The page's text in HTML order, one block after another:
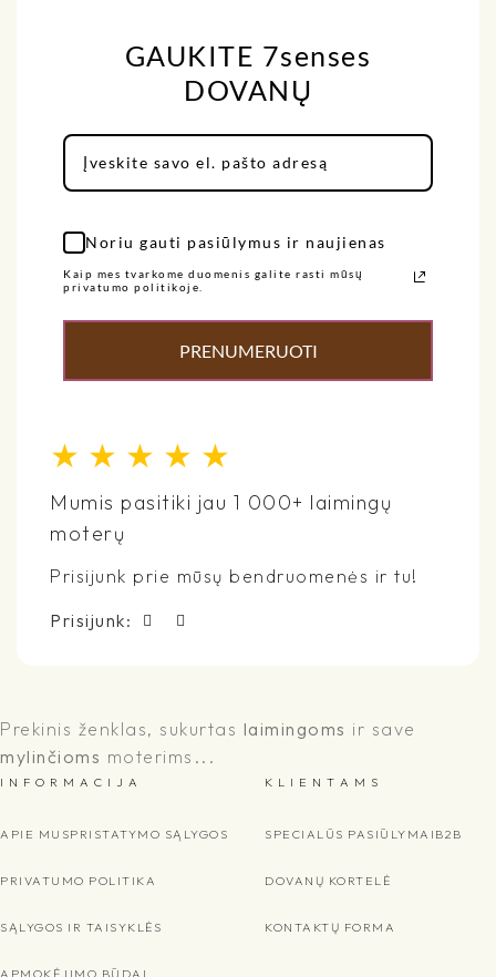
GAUKITE 7senses
DOVANŲ
Noriu gauti pasiūlymus ir naujienas
Kaip mes tvarkome duomenis galite rasti mūsų
privatumo politikoje.
PRENUMERUOTI
★ ★ ★ ★ ★
Mumis pasitiki jau 1 000+ laimingų
moterų
Prisijunk prie mūsų bendruomenės ir tu!
Prisijunk:
Prekinis ženklas, sukurtas laimingoms ir save
mylinčioms moterims...
I N F O R M A C I J A
APIE MUSPRISTATYMO SĄLYGOS
PRIVATUMO POLITIKA
SĄLYGOS IR TAISYKLĖS
APMOKĖJIMO BŪDAI
K L I E N T A M S
SPECIALŪS PASIŪLYMAI B2B
DOVANŲ KORTELĖ
KONTAKTŲ FORMA